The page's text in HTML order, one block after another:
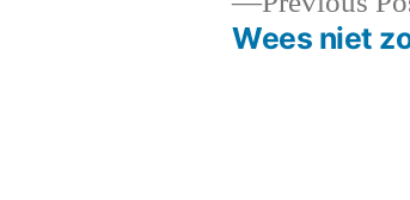
Wees niet